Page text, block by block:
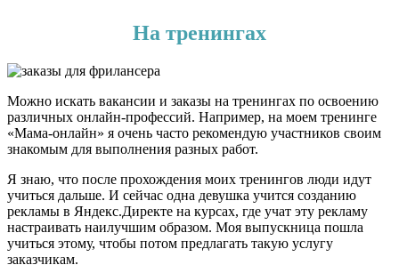
На тренингах
Можно искать вакансии и заказы на тренингах по освоению
различных онлайн-профессий. Например, на моем тренинге
«Мама-онлайн» я очень часто рекомендую участников своим
знакомым для выполнения разных работ.
Я знаю, что после прохождения моих тренингов люди идут
учиться дальше. И сейчас одна девушка учится созданию
рекламы в Яндекс.Директе на курсах, где учат эту рекламу
настраивать наилучшим образом. Моя выпускница пошла
учиться этому, чтобы потом предлагать такую услугу
заказчикам.